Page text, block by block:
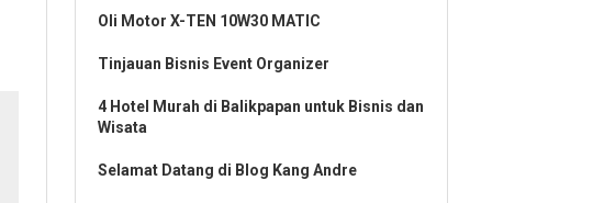
Oli Motor X-TEN 10W30 MATIC
Tinjauan Bisnis Event Organizer
4 Hotel Murah di Balikpapan untuk Bisnis dan
Wisata
Selamat Datang di Blog Kang Andre